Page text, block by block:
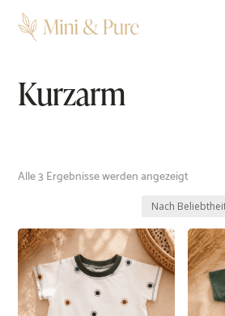
Kurzarm
Alle 3 Ergebnisse werden angezeigt
sortiert